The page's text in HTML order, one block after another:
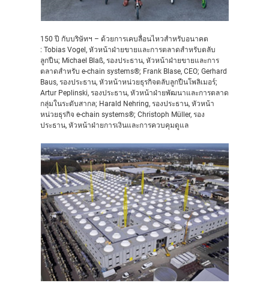
150 ปี กับบริษัทฯ – ด้วยการเคบลื่อนไหวสำหรับอนาคต
: Tobias Vogel, หัวหน้าฝ่ายขายและการตลาดสำหรับตลับ
ลูกปืน; Michael Blaß, รองประธาน, หัวหน้าฝ่ายขายและการ
ตลาดสำหรับ e-chain systems®; Frank Blase, CEO; Gerhard
Baus, รองประธาน, หัวหน้าหน่วยธุรกิจตลับลูกปืนโพลิเมอร์;
Artur Peplinski, รองประธาน, หัวหน้าฝ่ายพัฒนาและการตลาด
กลุ่มในระดับสากล; Harald Nehring, รองประธาน, หัวหน้า
หน่วยธุรกิจ e-chain systems®; Christoph Müller, รอง
ประธาน, หัวหน้าฝ่ายการเงินและการควบคุมดูแล